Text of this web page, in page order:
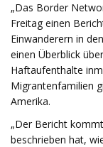
„Das Border
Freitag einen
Einwanderern in
einen Überblick
Haftaufenthalte
Migrantenfamilien
Amerika.
„Der Bericht
beschrieben hat,